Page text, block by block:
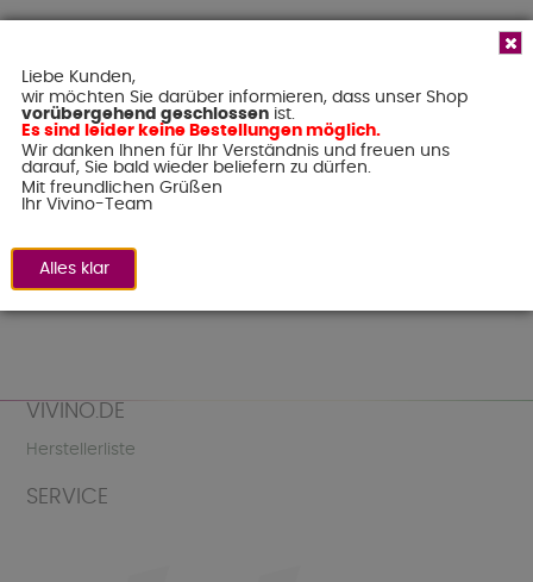
Tragen Sie hier Ihre E-Mail-Adresse
ein und empfangen Sie unseren
Newsletter.
VIVINO.DE
Herstellerliste
SERVICE
Liebe Kunden,
wir möchten Sie darüber informieren, dass unser Shop
vorübergehend geschlossenist.
Es sind leider keine Bestellungen möglich.
Wir danken Ihnen für Ihr Verständnis und freuen uns
darauf, Sie bald wieder beliefern zu dürfen.
Mit freundlichen Grüßen
Ihr Vivino-Team
Alles klar